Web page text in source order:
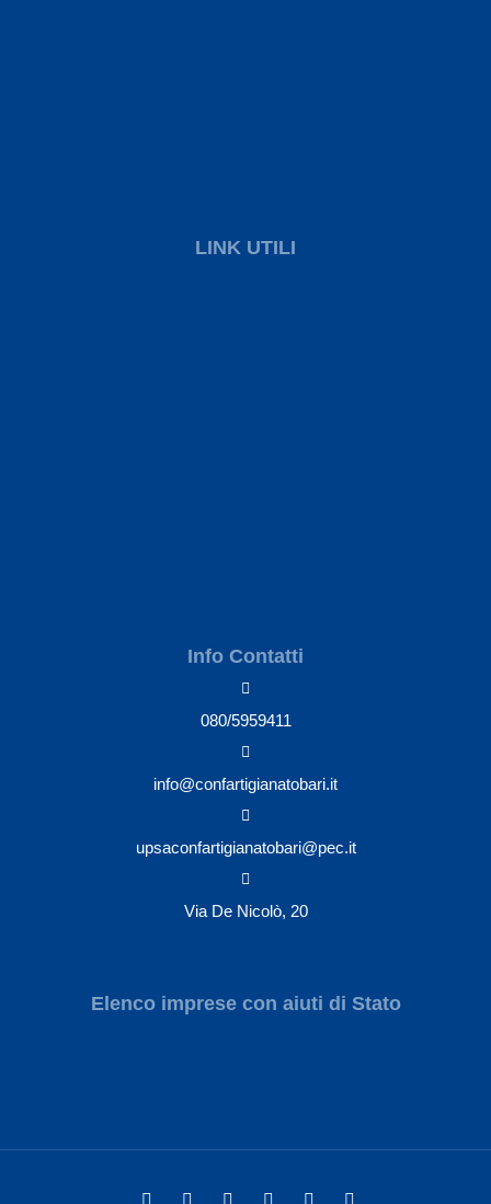
LINK UTILI
Info Contatti
080/5959411
info@confartigianatobari.it
upsaconfartigianatobari@pec.it
Via De Nicolò, 20
Elenco imprese con aiuti di Stato